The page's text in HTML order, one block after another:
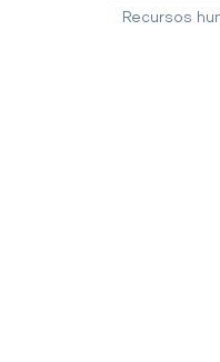
Recursos